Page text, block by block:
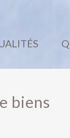
biens